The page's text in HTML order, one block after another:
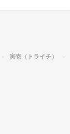
寅壱（トライチ）